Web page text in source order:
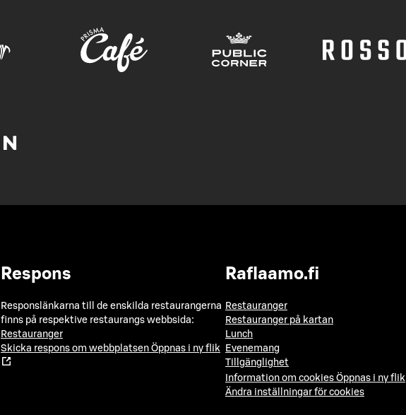
Respons
Responslänkarna till de enskilda restaurangerna
finns på respektive restaurangs webbsida:
Restauranger
Skicka respons om webbplatsen Öppnas i ny flik
Raflaamo.fi
Restauranger
Restauranger på kartan
Lunch
Evenemang
Tillgänglighet
Information om cookies Öppnas i ny flik
Ändra inställningar för cookies